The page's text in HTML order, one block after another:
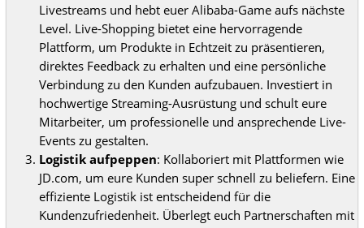
Livestreams und hebt euer Alibaba-Game aufs nächste
Level. Live-Shopping bietet eine hervorragende
Plattform, um Produkte in Echtzeit zu präsentieren,
direktes Feedback zu erhalten und eine persönliche
Verbindung zu den Kunden aufzubauen. Investiert in
hochwertige Streaming-Ausrüstung und schult eure
Mitarbeiter, um professionelle und ansprechende Live-
Events zu gestalten.
Logistik aufpeppen: Kollaboriert mit Plattformen wie
JD.com, um eure Kunden super schnell zu beliefern. Eine
effiziente Logistik ist entscheidend für die
Kundenzufriedenheit. Überlegt euch Partnerschaften mit